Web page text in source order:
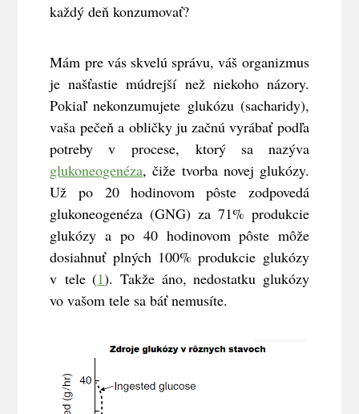
každý deň konzumovať?
Mám pre vás skvelú správu, váš organizmus
je našťastie múdrejší než niekoho názory.
Pokiaľ nekonzumujete glukózu (sacharidy),
vaša pečeň a obličky ju začnú vyrábať podľa
potreby v procese, ktorý sa nazýva
glukoneogenéza, čiže tvorba novej glukózy.
Už po 20 hodinovom pôste zodpovedá
glukoneogenéza (GNG) za 71% produkcie
glukózy a po 40 hodinovom pôste môže
dosiahnuť plných 100% produkcie glukózy
v tele (1). Takže áno, nedostatku glukózy
vo vašom tele sa báť nemusíte.